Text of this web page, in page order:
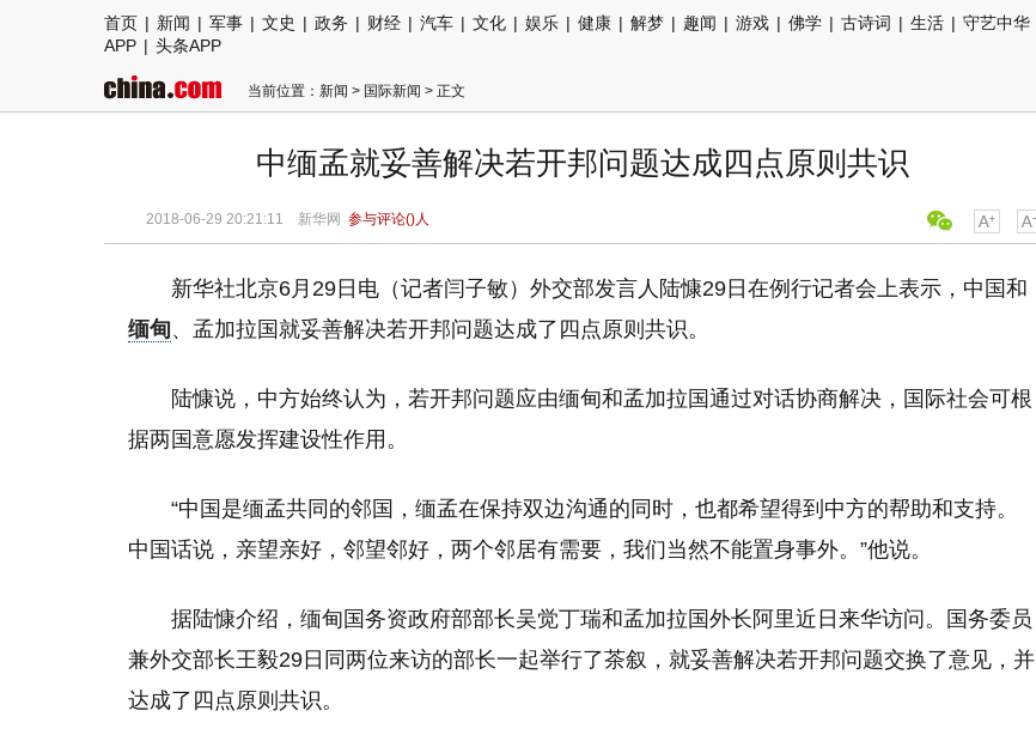
首页 | 新闻 | 军事 | 文史 | 政务 | 财经 | 汽车 | 文化 | 娱乐 | 健康 | 解梦 | 趣闻 | 游戏 | 佛学 | 古诗词 | 生活 | 守艺中华
APP | 头条APP
当前位置： 新闻 > 国际新闻 > 正文
中缅孟就妥善解决若开邦问题达成四点原则共识
2018-06-29 20:21:11 新华网 参与评论()人
新华社北京6月29日电（记者闫子敏）外交部发言人陆慷29日在例行记者会上表示，中国和
缅甸、孟加拉国就妥善解决若开邦问题达成了四点原则共识。
陆慷说，中方始终认为，若开邦问题应由缅甸和孟加拉国通过对话协商解决，国际社会可根
据两国意愿发挥建设性作用。
“中国是缅孟共同的邻国，缅孟在保持双边沟通的同时，也都希望得到中方的帮助和支持。
中国话说，亲望亲好，邻望邻好，两个邻居有需要，我们当然不能置身事外。”他说。
据陆慷介绍，缅甸国务资政府部部长吴觉丁瑞和孟加拉国外长阿里近日来华访问。国务委员
兼外交部长王毅29日同两位来访的部长一起举行了茶叙，就妥善解决若开邦问题交换了意见，并
达成了四点原则共识。